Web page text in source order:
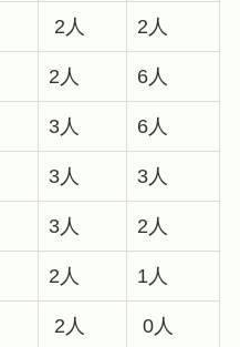
2人 2人
2人 6人
3人 6人
3人 3人
3人 2人
2人 1人
2人 0人